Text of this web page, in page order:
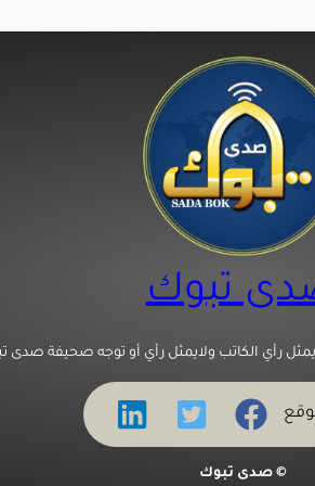
تبوك
رأي الكاتب ولايمثل رأي أو توجه صحيفة صدى
© صدى تبوك